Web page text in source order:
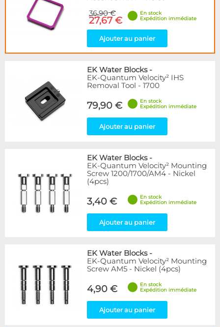
36,90 €
27,67 €
En stock
Expédition immédiate
Ajouter au panier
EK Water Blocks-
EK-Quantum Velocity² IHS
Removal Tool - 1700
79,90 €
En stock
Expédition immédiate
Ajouter au panier
EK Water Blocks-
EK-Quantum Velocity² Mounting
Screw 1200/1700/AM4 - Nickel
(4pcs)
3,40 €
En stock
Expédition immédiate
Ajouter au panier
EK Water Blocks-
EK-Quantum Velocity² Mounting
Screw AM5 - Nickel (4pcs)
4,90 €
En stock
Expédition immédiate
Ajouter au panier